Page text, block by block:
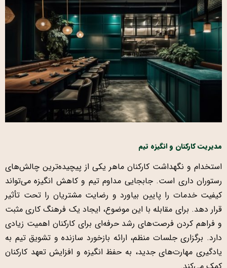
مدیریت کارکنان و انگیزه تیم
استخدام و نگهداشت کارکنان ماهر یکی از پیچیده‌ترین چالش‌های
رستوران داری است. جابجایی مداوم تیم و کاهش انگیزه می‌تواند
کیفیت خدمات را پایین بیاورد و رضایت مشتریان را تحت تأثیر
قرار دهد. برای مقابله با این موضوع، ایجاد یک فرهنگ کاری مثبت
و فراهم کردن فرصت‌های رشد حرفه‌ای برای کارکنان اهمیت زیادی
دارد. برگزاری جلسات منظم، ارائه بازخورد سازنده و تشویق تیم به
یادگیری مهارت‌های جدید، به حفظ انگیزه و افزایش تعهد کارکنان